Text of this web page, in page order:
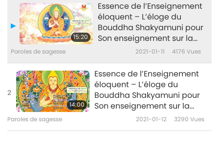
15:20
Essence de l’Enseignement
éloquent – L’éloge du
Bouddha Shakyamuni pour
Son enseignement sur la
relativité par Tsongkhapa
Paroles de sagesse 2021-01-11 4176 Vues
2
14:00
Essence de l’Enseignement
éloquent – L’éloge du
Bouddha Shakyamuni pour
Son enseignement sur la
relativité par Tsongkhapa
Paroles de sagesse 2021-01-12 3290 Vues